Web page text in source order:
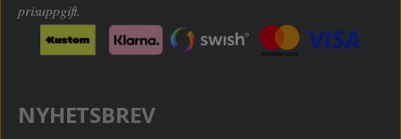
prisuppgift.
NYHETSBREV